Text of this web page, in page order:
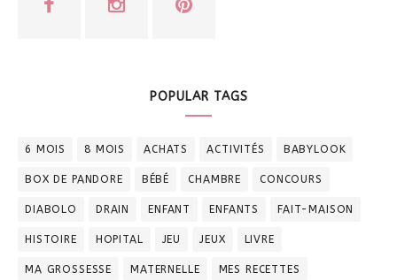
POPULAR TAGS
6 MOIS 8 MOIS ACHATS ACTIVITÉS BABYLOOK
BOX DE PANDORE BÉBÉ CHAMBRE CONCOURS
DIABOLO DRAIN ENFANT ENFANTS FAIT-MAISON
HISTOIRE HOPITAL JEU JEUX LIVRE
MA GROSSESSE MATERNELLE MES RECETTES